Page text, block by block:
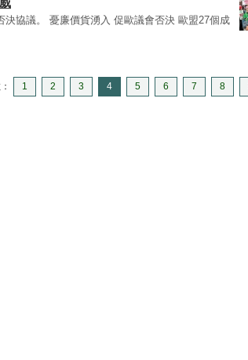
決協議。 憂廉價貨湧入 促歐議會否決 歐盟27個成
1 2 3 4 5 6 7 8